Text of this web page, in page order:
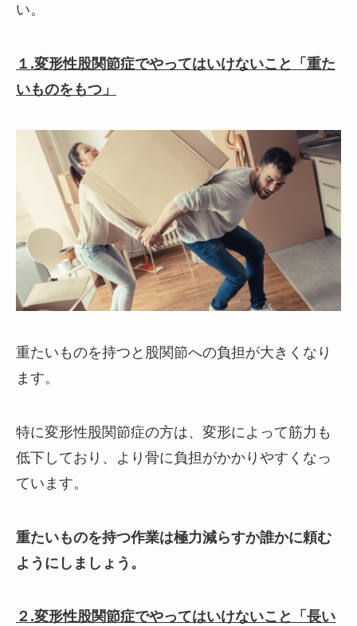
い。
１.変形性股関節症でやってはいけないこと「重た
いものをもつ」
重たいものを持つと股関節への負担が大きくなり
ます。
特に変形性股関節症の方は、変形によって筋力も
低下しており、より骨に負担がかかりやすくなっ
ています。
重たいものを持つ作業は極力減らすか誰かに頼む
ようにしましょう。
２.変形性股関節症でやってはいけないこと「長い